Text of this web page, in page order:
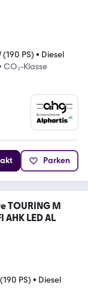
(190 PS) • Diesel
CO₂-Klasse
Parken
TOURING M
AHK LED AL
PS) • Diesel